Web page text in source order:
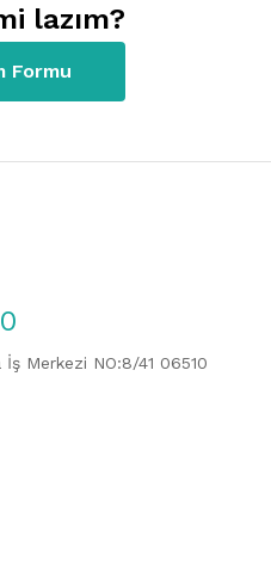
lazım?
Formu
İş Merkezi NO:8/41 06510